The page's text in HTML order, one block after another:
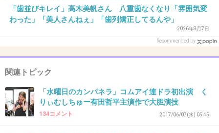
できない
+1
+3 -0
「歯並びキレイ」高木美帆さん 八重歯なくなり「雰囲気変
わった」「美人さんねぇ」「歯列矯正してるんや」
2026年8月7日
Recommended by
関連トピック
「水曜日のカンパネラ」コムアイ連ドラ初出演 く
りぃむしちゅー有田哲平主演作で大胆演技
134コメント 2017/06/07(水) 05:45